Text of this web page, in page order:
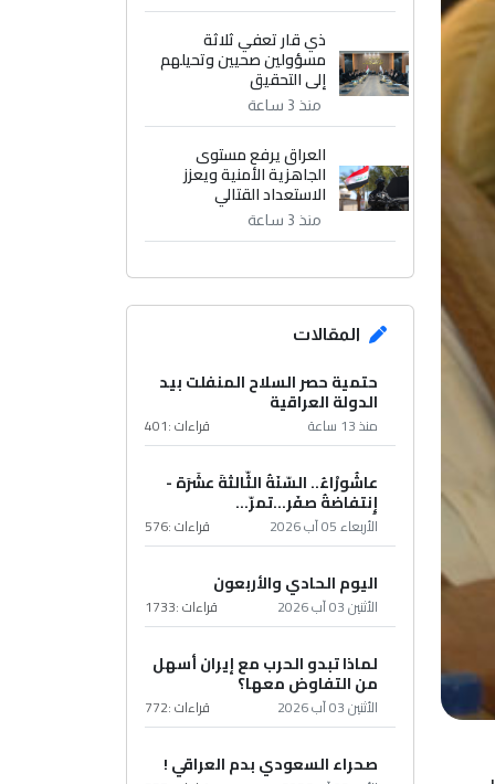
ذي قار تعفي ثلاثة
مسؤولين صحيين وتحيلهم
إلى التحقيق
منذ 3 ساعة
العراق يرفع مستوى
الجاهزية الأمنية ويعزز
الاستعداد القتالي
منذ 3 ساعة
المقالات
حتمية حصر السلاح المنفلت بيد
الدولة العراقية
منذ 13 ساعة قراءات :401
عاشُورْاءُ.. السّنَةُ الثّالثةَ عشَرَة -
إِنتفاضةُ صفَر…تمرّ...
الأربعاء 05 آب 2026 قراءات :576
اليوم الحادي والأربعون
الأثنين 03 آب 2026 قراءات :1733
لماذا تبدو الحرب مع إيران أسهل
من التفاوض معها؟
الأثنين 03 آب 2026 قراءات :772
صحراء السعودي بدم العراقي !